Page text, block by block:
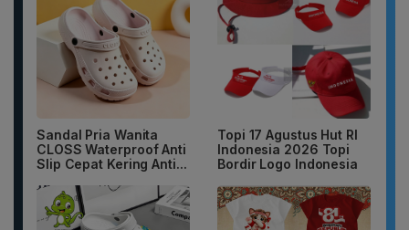
Sandal Pria Wanita
CLOSS Waterproof Anti
Slip Cepat Kering Anti...
Topi 17 Agustus Hut RI
Indonesia 2026 Topi
Bordir Logo Indonesia